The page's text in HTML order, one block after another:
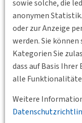
sowie solche, die
anonymen
oder zur Anzeige
werden. Sie
Kategorien Sie
dass auf Basis
alle
Weitere
Verkehrswende in
Unsere drei
DB InfraGO AGsowie
werden in Ihren
unterschiedlichen
Durch die
Ingenieurgesellschaft